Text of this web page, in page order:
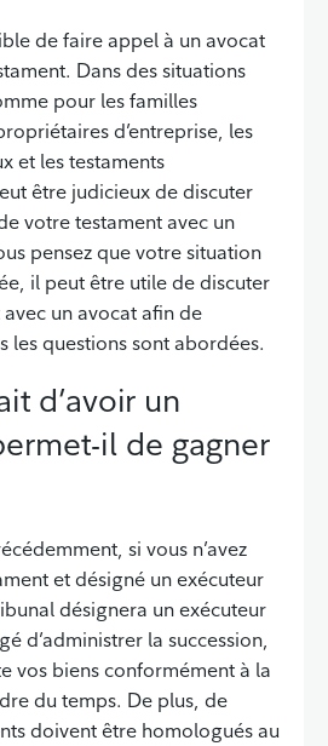
de faire appel à un avocat
Dans des situations
pour les familles
d’entreprise, les
et les testaments
être judicieux de discuter
votre testament avec un
pensez que votre situation
il peut être utile de discuter
un avocat afin de
les questions sont abordées.
d’avoir un
il de gagner
si vous n’avez
et désigné un exécuteur
désignera un exécuteur
d’administrer la succession,
vos biens conformément à la
du temps. De plus, de
doivent être homologués au